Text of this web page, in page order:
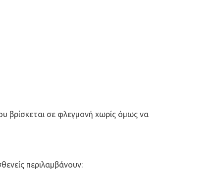
βρίσκεται σε φλεγμονή χωρίς όμως να
περιλαμβάνουν: